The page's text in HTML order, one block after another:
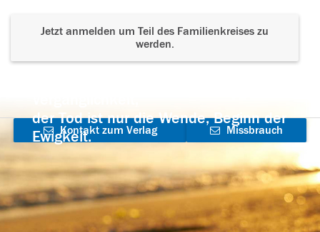
Jetzt anmelden um Teil des Familienkreises zu
werden.
der Tod ist nur die Wende, Beginn der
Ewigkeit.
Kontakt zum Verlag
aufnehmen
Missbrauch